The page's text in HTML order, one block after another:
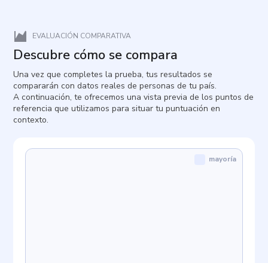
EVALUACIÓN COMPARATIVA
Descubre cómo se compara
Una vez que completes la prueba, tus resultados se
compararán con datos reales de personas de tu país.
A continuación, te ofrecemos una vista previa de los puntos de
referencia que utilizamos para situar tu puntuación en
contexto.
mayoría